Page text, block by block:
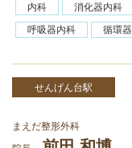
内科 消化器内科
呼吸器内科
循環
せんげん台駅
まえだ整形外科